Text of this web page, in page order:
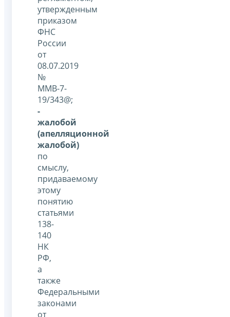
утвержденным
приказом
ФНС
России
от
08.07.2019
№
ММВ-7-
19/343@;
-
жалобой
(апелляционной
жалобой)
по
смыслу,
придаваемому
этому
понятию
статьями
138-
140
НК
РФ,
а
также
Федеральными
законами
от